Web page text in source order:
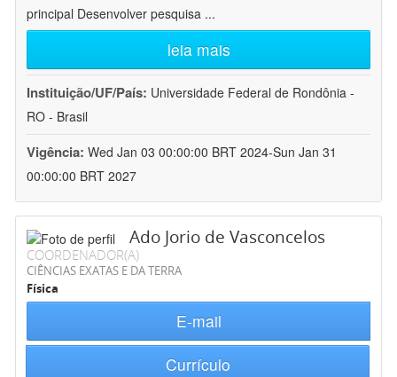
principal Desenvolver pesquisa ...
leia mais
Instituição/UF/País: Universidade Federal de Rondônia -
RO - Brasil
Vigência: Wed Jan 03 00:00:00 BRT 2024-Sun Jan 31
00:00:00 BRT 2027
Ado Jorio de Vasconcelos
COORDENADOR(A)
CIÊNCIAS EXATAS E DA TERRA
Física
E-mail
Currículo